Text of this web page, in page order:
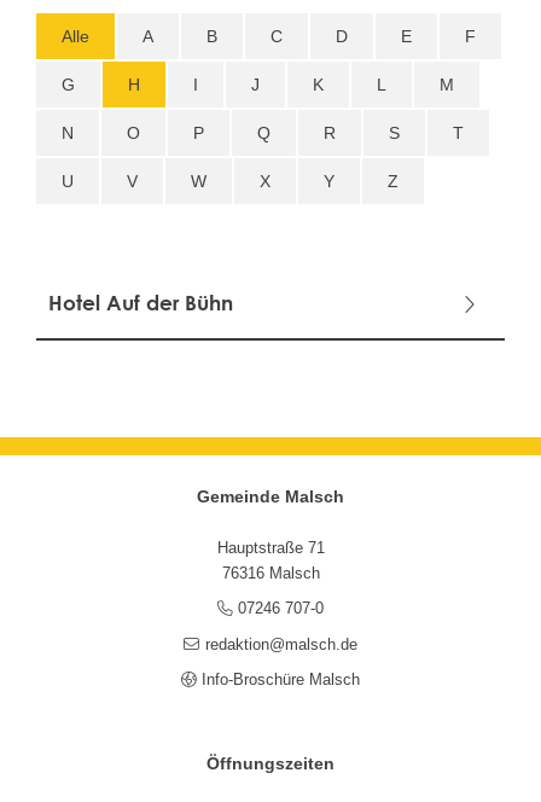
Alle A B C D E F
G H I J K L M
N O P Q R S T
U V W X Y Z
Hotel Auf der Bühn
Gemeinde Malsch
Hauptstraße 71
76316 Malsch
07246 707-0
redaktion@malsch.de
Info-Broschüre Malsch
Öffnungszeiten